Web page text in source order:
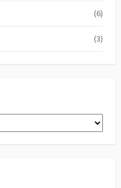
(6)
(3)